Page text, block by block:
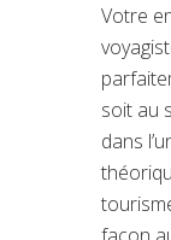
Votre
soit au
dans